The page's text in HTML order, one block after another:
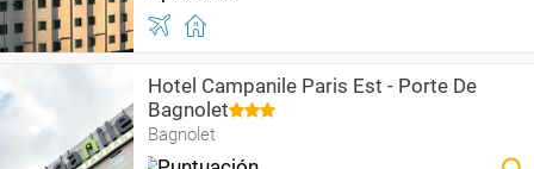
Hotel Campanile Paris Est - Porte De
Bagnolet
Bagnolet